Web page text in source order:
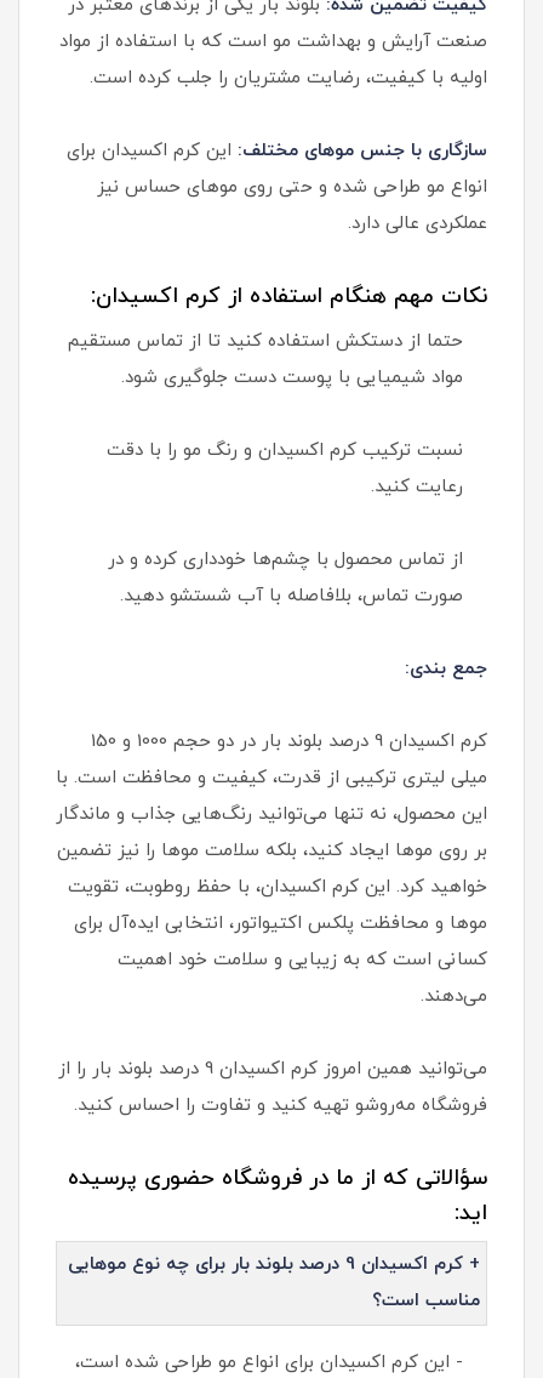
کیفیت تضمین شده: بلوند بار یکی از برندهای معتبر در
صنعت آرایش و بهداشت مو است که با استفاده از مواد
اولیه با کیفیت، رضایت مشتریان را جلب کرده است.
سازگاری با جنس موهای مختلف: این کرم اکسیدان برای
انواع مو طراحی شده و حتی روی موهای حساس نیز
عملکردی عالی دارد.
نکات مهم هنگام استفاده از کرم اکسیدان:
حتما از دستکش استفاده کنید تا از تماس مستقیم
مواد شیمیایی با پوست دست جلوگیری شود.
نسبت ترکیب کرم اکسیدان و رنگ مو را با دقت
رعایت کنید.
از تماس محصول با چشم‌ها خودداری کرده و در
صورت تماس، بلافاصله با آب شستشو دهید.
جمع بندی:
کرم اکسیدان 9 درصد بلوند بار در دو حجم 1000 و 150
میلی لیتری ترکیبی از قدرت، کیفیت و محافظت است. با
این محصول، نه تنها می‌توانید رنگ‌هایی جذاب و ماندگار
بر روی موها ایجاد کنید، بلکه سلامت موها را نیز تضمین
خواهید کرد. این کرم اکسیدان، با حفظ روطوبت، تقویت
موها و محافظت پلکس اکتیواتور، انتخابی ایده‌آل برای
کسانی است که به زیبایی و سلامت خود اهمیت
می‌دهند.
می‌توانید همین امروز کرم اکسیدان 9 درصد بلوند بار را از
فروشگاه مه‌روشو تهیه کنید و تفاوت را احساس کنید.
سؤالاتی که از ما در فروشگاه حضوری پرسیده
اید:
+ کرم اکسیدان 9 درصد بلوند بار برای چه نوع موهایی
مناسب است؟
- این کرم اکسیدان برای انواع مو طراحی شده است،